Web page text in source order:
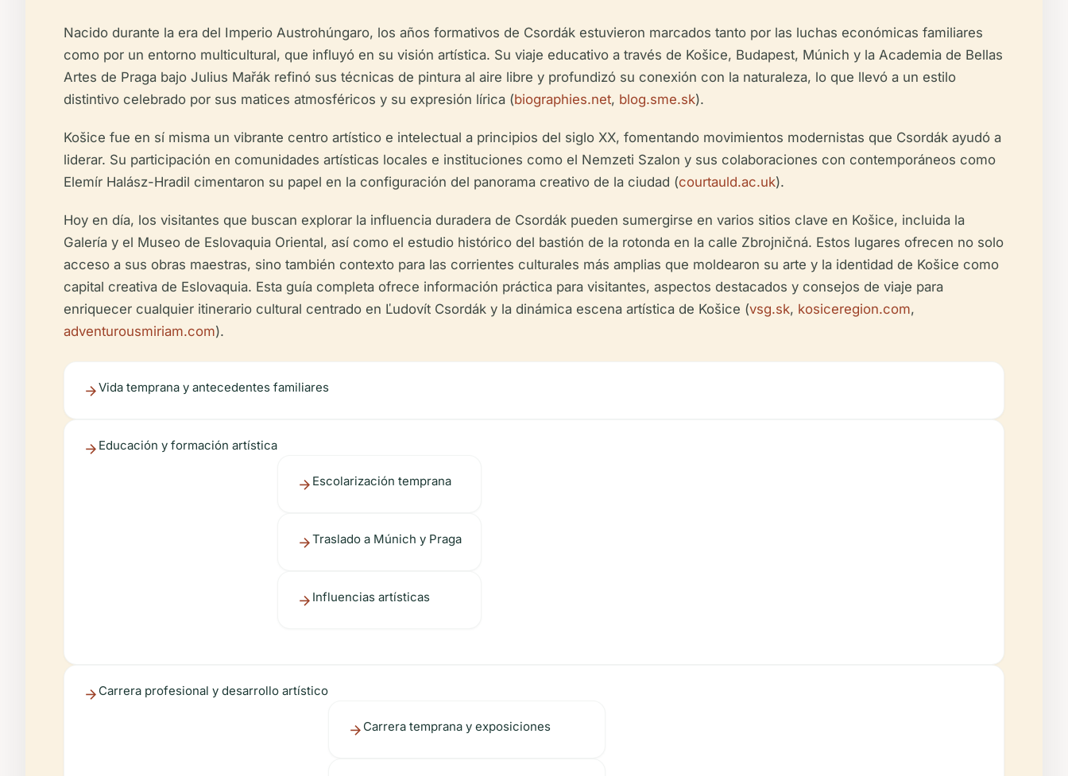
Nacido durante la era del Imperio Austrohúngaro, los años formativos de Csordák estuvieron marcados tanto por las luchas económicas familiares
como por un entorno multicultural, que influyó en su visión artística. Su viaje educativo a través de Košice, Budapest, Múnich y la Academia de Bellas
Artes de Praga bajo Julius Mařák refinó sus técnicas de pintura al aire libre y profundizó su conexión con la naturaleza, lo que llevó a un estilo
distintivo celebrado por sus matices atmosféricos y su expresión lírica (biographies.net, blog.sme.sk).
Košice fue en sí misma un vibrante centro artístico e intelectual a principios del siglo XX, fomentando movimientos modernistas que Csordák ayudó a
liderar. Su participación en comunidades artísticas locales e instituciones como el Nemzeti Szalon y sus colaboraciones con contemporáneos como
Elemír Halász-Hradil cimentaron su papel en la configuración del panorama creativo de la ciudad (courtauld.ac.uk).
Hoy en día, los visitantes que buscan explorar la influencia duradera de Csordák pueden sumergirse en varios sitios clave en Košice, incluida la
Galería y el Museo de Eslovaquia Oriental, así como el estudio histórico del bastión de la rotonda en la calle Zbrojničná. Estos lugares ofrecen no solo
acceso a sus obras maestras, sino también contexto para las corrientes culturales más amplias que moldearon su arte y la identidad de Košice como
capital creativa de Eslovaquia. Esta guía completa ofrece información práctica para visitantes, aspectos destacados y consejos de viaje para
enriquecer cualquier itinerario cultural centrado en Ľudovít Csordák y la dinámica escena artística de Košice (vsg.sk, kosiceregion.com,
adventurousmiriam.com).
Vida temprana y antecedentes familiares
Educación y formación artística
Escolarización temprana
Traslado a Múnich y Praga
Influencias artísticas
Carrera profesional y desarrollo artístico
Carrera temprana y exposiciones